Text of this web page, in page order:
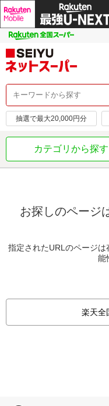
抽選で最大20,000円分
カテゴリから探す
お探しのページ
指定されたURLのページ
能
楽天全